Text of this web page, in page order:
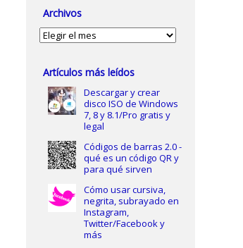
Archivos
Archivos
Artículos más leídos
Descargar y crear
disco ISO de Windows
7, 8 y 8.1/Pro gratis y
legal
Códigos de barras 2.0 -
qué es un código QR y
para qué sirven
Cómo usar cursiva,
negrita, subrayado en
Instagram,
Twitter/Facebook y
más